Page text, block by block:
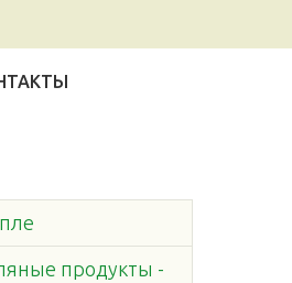
продукты -